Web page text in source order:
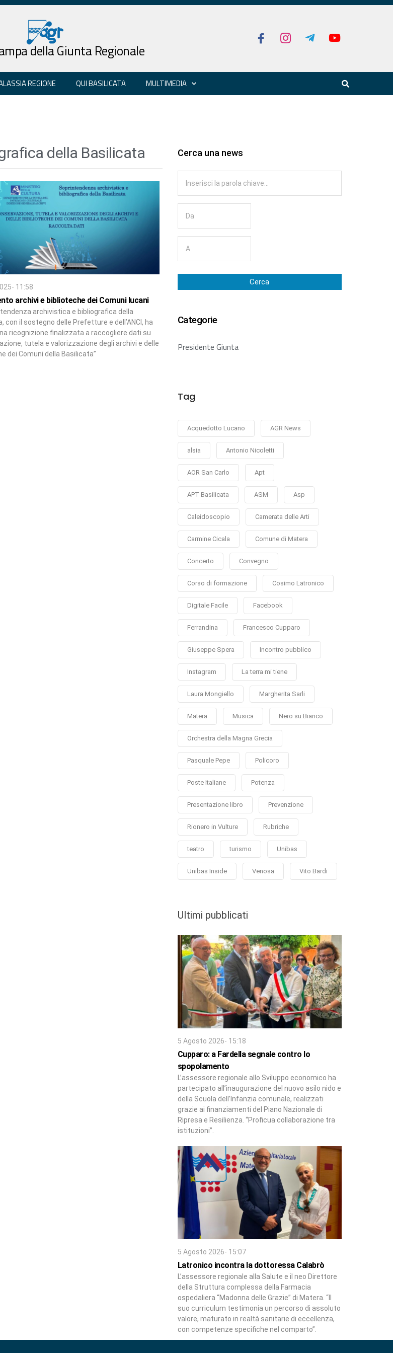
della Giunta Regionale
REGIONE QUI BASILICATA MULTIMEDIA
della Basilicata
11:58
archivi e biblioteche dei Comuni lucani
archivistica e bibliografica della
con il sostegno delle Prefetture e dell’ANCI, ha
ricognizione finalizzata a raccogliere dati su
tutela e valorizzazione degli archivi e delle
dei Comuni della Basilicata”
Cerca una news
Cerca
Categorie
Presidente Giunta
Tag
Acquedotto Lucano AGR News
alsia Antonio Nicoletti
AOR San Carlo Apt
APT Basilicata ASM Asp
Caleidoscopio Camerata delle Arti
Carmine Cicala Comune di Matera
Concerto Convegno
Corso di formazione Cosimo Latronico
Digitale Facile Facebook
Ferrandina Francesco Cupparo
Giuseppe Spera Incontro pubblico
Instagram La terra mi tiene
Laura Mongiello Margherita Sarli
Matera Musica Nero su Bianco
Orchestra della Magna Grecia
Pasquale Pepe Policoro
Poste Italiane Potenza
Presentazione libro Prevenzione
Rionero in Vulture Rubriche
teatro turismo Unibas
Unibas Inside Venosa Vito Bardi
Ultimi pubblicati
5 Agosto 2026- 15:18
Cupparo: a Fardella segnale contro lo
spopolamento
L’assessore regionale allo Sviluppo economico ha
partecipato all’inaugurazione del nuovo asilo nido e
della Scuola dell’Infanzia comunale, realizzati
grazie ai finanziamenti del Piano Nazionale di
Ripresa e Resilienza. “Proficua collaborazione tra
istituzioni”.
5 Agosto 2026- 15:07
Latronico incontra la dottoressa Calabrò
L’assessore regionale alla Salute e il neo Direttore
della Struttura complessa della Farmacia
ospedaliera “Madonna delle Grazie” di Matera. “Il
suo curriculum testimonia un percorso di assoluto
valore, maturato in realtà sanitarie di eccellenza,
con competenze specifiche nel comparto”.